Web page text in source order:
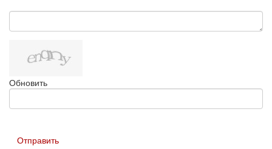
Обновить
Отправить